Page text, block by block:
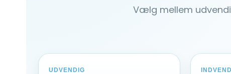
Vælg mellem
UDVENDIG